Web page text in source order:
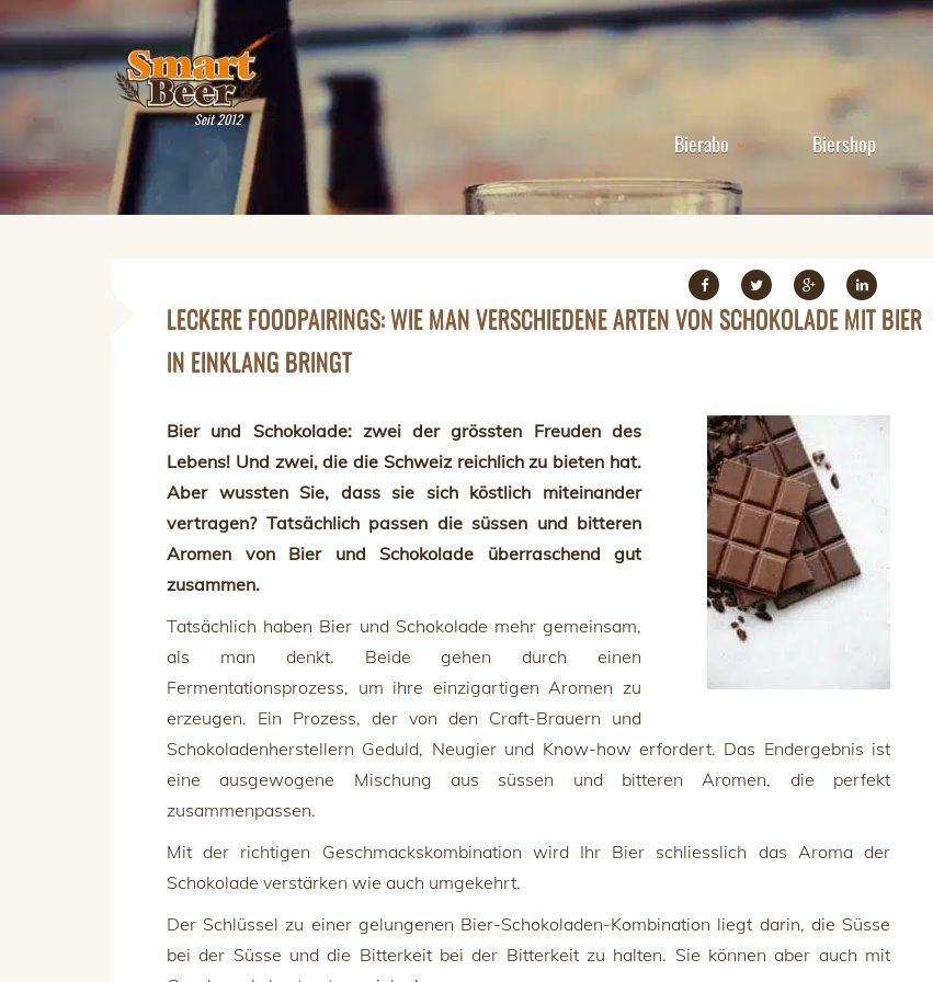
Seit 2012
Bierabo Biershop
LECKERE FOODPAIRINGS: WIE MAN VERSCHIEDENE ARTEN VON SCHOKOLADE MIT BIER
IN EINKLANG BRINGT
Bier und Schokolade: zwei der grössten Freuden des
Lebens! Und zwei, die die Schweiz reichlich zu bieten hat.
Aber wussten Sie, dass sie sich köstlich miteinander
vertragen? Tatsächlich passen die süssen und bitteren
Aromen von Bier und Schokolade überraschend gut
zusammen.
Tatsächlich haben Bier und Schokolade mehr gemeinsam,
als man denkt. Beide gehen durch einen
Fermentationsprozess, um ihre einzigartigen Aromen zu
erzeugen. Ein Prozess, der von den Craft-Brauern und
Schokoladenherstellern Geduld, Neugier und Know-how erfordert. Das Endergebnis ist
eine ausgewogene Mischung aus süssen und bitteren Aromen, die perfekt
zusammenpassen.
Mit der richtigen Geschmackskombination wird Ihr Bier schliesslich das Aroma der
Schokolade verstärken wie auch umgekehrt.
Der Schlüssel zu einer gelungenen Bier-Schokoladen-Kombination liegt darin, die Süsse
bei der Süsse und die Bitterkeit bei der Bitterkeit zu halten. Sie können aber auch mit